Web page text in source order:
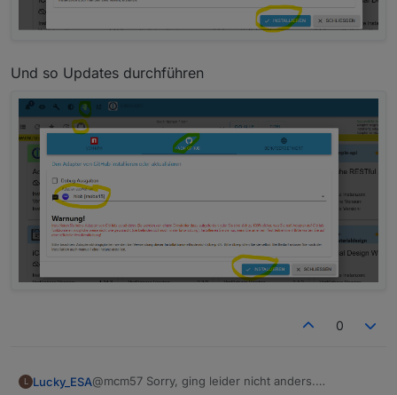
Und so Updates durchführen
0
L Lucky_ESA@mcm57 Sorry, ging leider nicht anders.